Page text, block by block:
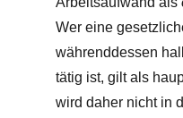
Wer eine
währenddessen
tätig ist, gilt als
wird daher nicht in